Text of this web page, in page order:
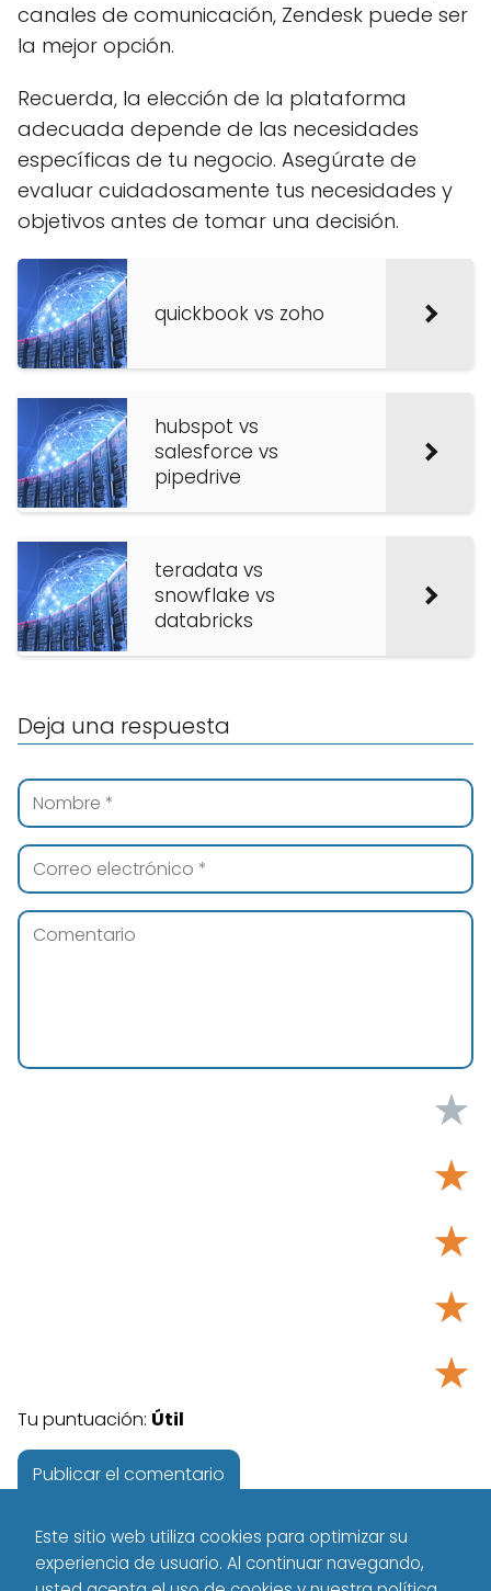
canales de comunicación, Zendesk puede ser
la mejor opción.
Recuerda, la elección de la plataforma
adecuada depende de las necesidades
específicas de tu negocio. Asegúrate de
evaluar cuidadosamente tus necesidades y
objetivos antes de tomar una decisión.
quickbook vs zoho
hubspot vs
salesforce vs
pipedrive
teradata vs
snowflake vs
databricks
Deja una respuesta
★
★
★
★
★
Tu puntuación: Útil
Este sitio web utiliza cookies para optimizar su
experiencia de usuario. Al continuar navegando,